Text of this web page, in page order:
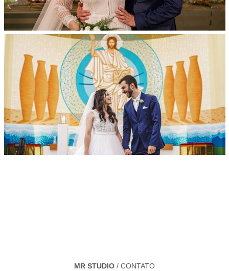
MR STUDIO / CONTATO